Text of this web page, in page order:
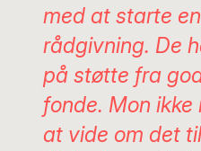
med at starte
rådgivning. De
på støtte fra
fonde. Mon
at vide om det